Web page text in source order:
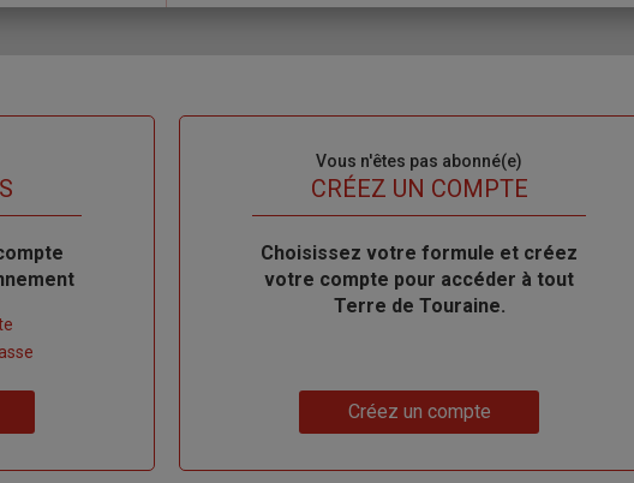
Vous n'êtes pas abonné(e)
TITRECRÉEZ UN COMPTE
Body
Choisissez votre formule et créez
votre compte pour accéder à tout
Terre de Touraine.
Créez un compte